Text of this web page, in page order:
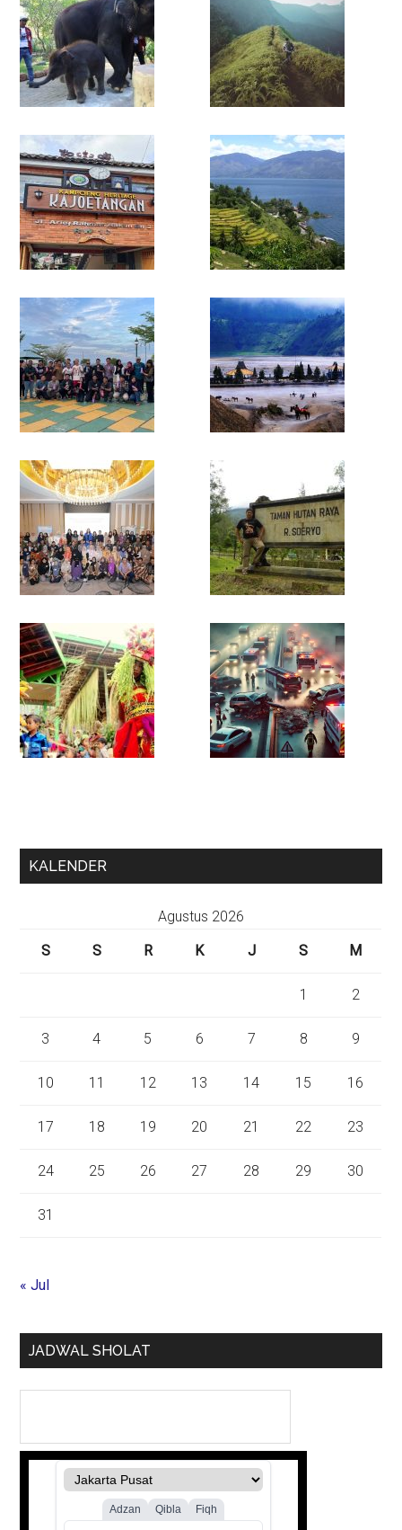
KALENDER
Agustus 2026
S
S R K J S M
1 2
3 4 5 6 7 8 9
10 11 12 13 14 15 16
17 18 19 20 21 22 23
24 25 26 27 28 29 30
31
« Jul
JADWAL SHOLAT